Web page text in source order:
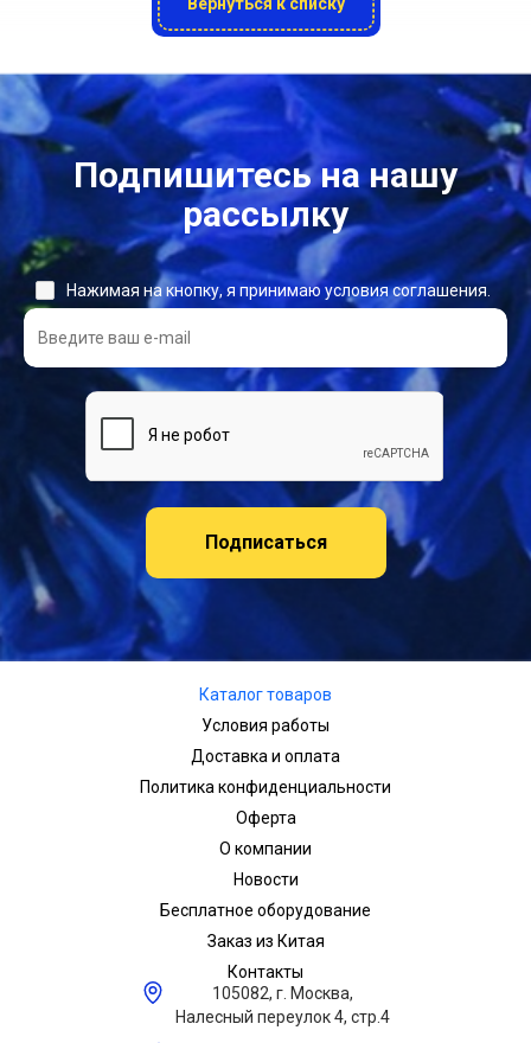
Вернуться к списку
Подпишитесь на нашу
рассылку
Подписаться
Нажимая на кнопку, я принимаю условия соглашения.
Каталог товаров
Условия работы
Доставка и оплата
Политика конфиденциальности
Оферта
О компании
Новости
Бесплатное оборудование
Заказ из Китая
Контакты
105082, г. Москва,
Налесный переулок 4, стр.4